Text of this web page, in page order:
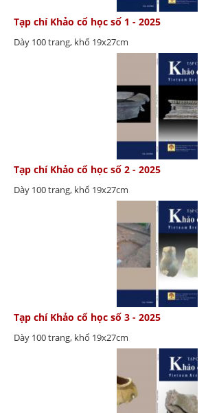
Tạp chí Khảo cổ học số 1 - 2025
Dày 100 trang, khổ 19x27cm
Tạp chí Khảo cổ học số 2 - 2025
Dày 100 trang, khổ 19x27cm
Tạp chí Khảo cổ học số 3 - 2025
Dày 100 trang, khổ 19x27cm